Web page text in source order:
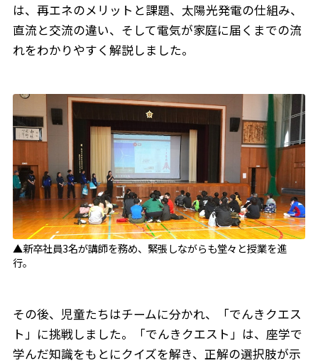
は、再エネのメリットと課題、太陽光発電の仕組み、
直流と交流の違い、そして電気が家庭に届くまでの流
れをわかりやすく解説しました。
▲新卒社員3名が講師を務め、緊張しながらも堂々と授業を進
行。
その後、児童たちはチームに分かれ、「でんきクエス
ト」に挑戦しました。「でんきクエスト」は、座学で
学んだ知識をもとにクイズを解き、正解の選択肢が示